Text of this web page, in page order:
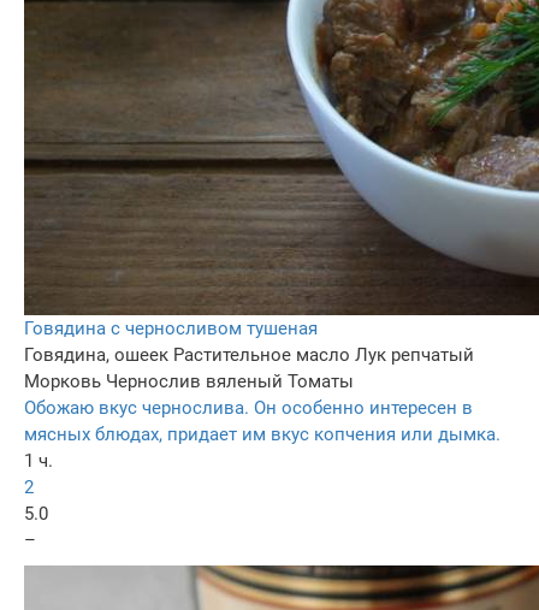
Говядина с черносливом тушеная
Говядина, ошеек Растительное масло Лук репчатый
Морковь Чернослив вяленый Томаты
Обожаю вкус чернослива. Он особенно интересен в
мясных блюдах, придает им вкус копчения или дымка.
1 ч.
2
5.0
–